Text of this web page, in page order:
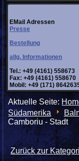
EMail Adressen
Presse
Bestellung
allg. Informationen
Tel.: +49 (4161) 558673
Fax: +49 (4161) 558670
Mobil: +49 (171)
Aktuelle Seite:
Südamerika
Camboriu - Stadt
Zurück zur